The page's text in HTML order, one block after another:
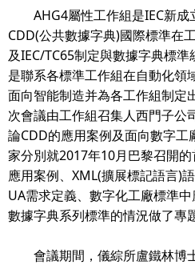
AHG4屬性工作組是IEC新成
CDD(公共數據字典)國際標準在
及IEC/TC65制定與數據字典標
是聯系各標準工作組在自動化領
面向智能制造并為各工作組制定
次會議由工作組召集人西門子
論CDD的應用案例及面向數字
家分別就2017年10月巴黎召開
應用案例、XML(擴展標記語言)
UA需求定義、數字化工廠標準
數據字典系列標準的情況做了專
會議期間，儀綜所盧鐵林博